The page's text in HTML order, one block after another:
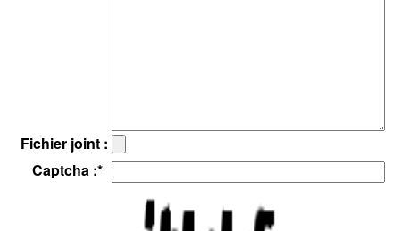
Fichier joint :
Captcha :*